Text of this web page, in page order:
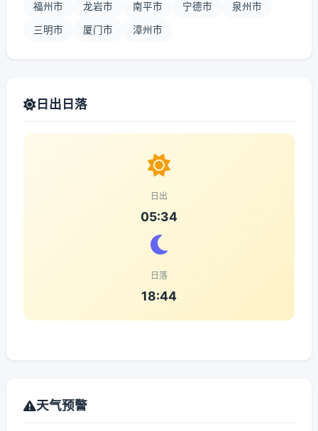
福州市 龙岩市 南平市 宁德市 泉州市
三明市 厦门市 漳州市
日出日落
日出
05:34
日落
18:44
天气预警